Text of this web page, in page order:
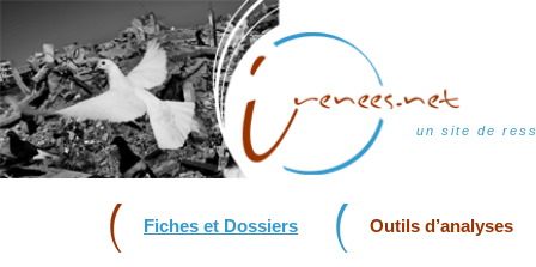
un site de
Fiches et Dossiers Outils d’analyses